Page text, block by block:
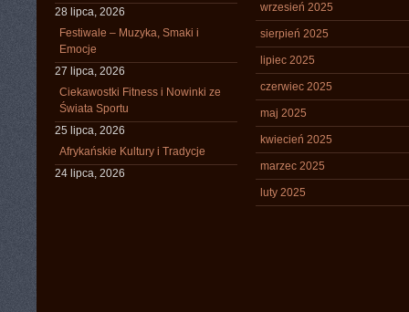
28 lipca, 2026
Festiwale – Muzyka, Smaki i
Emocje
27 lipca, 2026
Ciekawostki Fitness i Nowinki ze
Świata Sportu
25 lipca, 2026
Afrykańskie Kultury i Tradycje
24 lipca, 2026
wrzesień 2025
sierpień 2025
lipiec 2025
czerwiec 2025
maj 2025
kwiecień 2025
marzec 2025
luty 2025